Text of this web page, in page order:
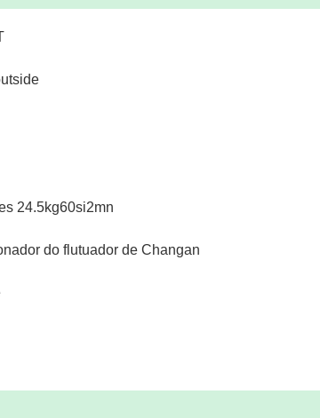
24.5kg60si2mn
do flutuador de Changan